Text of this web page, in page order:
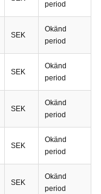
period
SEK
Okänd
period
SEK
Okänd
period
SEK
Okänd
period
SEK
Okänd
period
SEK
Okänd
period